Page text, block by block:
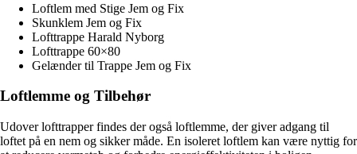
Loftlem med Stige Jem og Fix
Skunklem Jem og Fix
Lofttrappe Harald Nyborg
Lofttrappe 60×80
Gelænder til Trappe Jem og Fix
Loftlemme og Tilbehør
Udover lofttrapper findes der også loftlemme, der giver adgang til
loftet på en nem og sikker måde. En isoleret loftlem kan være nyttig for